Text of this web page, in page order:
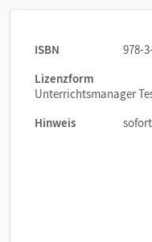
ISBN
978-
Lizenzform
Unterrichtsmanager
Hinweis